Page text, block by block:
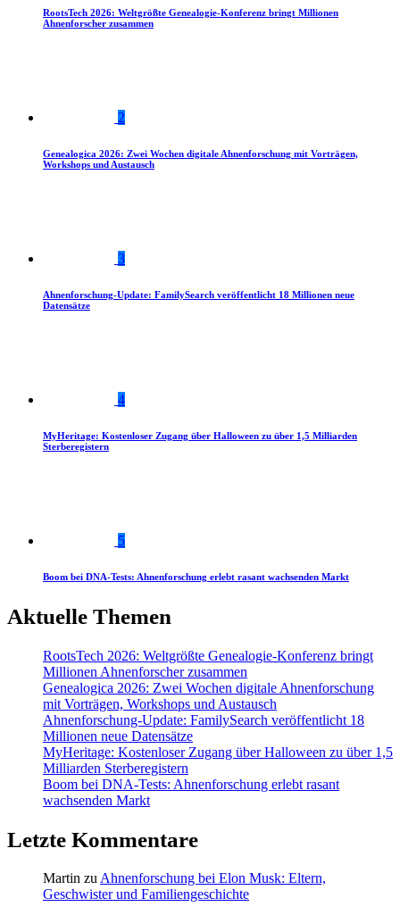
RootsTech 2026: Weltgrößte Genealogie-Konferenz bringt Millionen
Ahnenforscher zusammen
2
Genealogica 2026: Zwei Wochen digitale Ahnenforschung mit Vorträgen,
Workshops und Austausch
3
Ahnenforschung-Update: FamilySearch veröffentlicht 18 Millionen neue
Datensätze
4
MyHeritage: Kostenloser Zugang über Halloween zu über 1,5 Milliarden
Sterberegistern
5
Boom bei DNA-Tests: Ahnenforschung erlebt rasant wachsenden Markt
Aktuelle Themen
RootsTech 2026: Weltgrößte Genealogie-Konferenz bringt
Millionen Ahnenforscher zusammen
Genealogica 2026: Zwei Wochen digitale Ahnenforschung
mit Vorträgen, Workshops und Austausch
Ahnenforschung-Update: FamilySearch veröffentlicht 18
Millionen neue Datensätze
MyHeritage: Kostenloser Zugang über Halloween zu über 1,5
Milliarden Sterberegistern
Boom bei DNA-Tests: Ahnenforschung erlebt rasant
wachsenden Markt
Letzte Kommentare
Martin zu Ahnenforschung bei Elon Musk: Eltern,
Geschwister und Familiengeschichte